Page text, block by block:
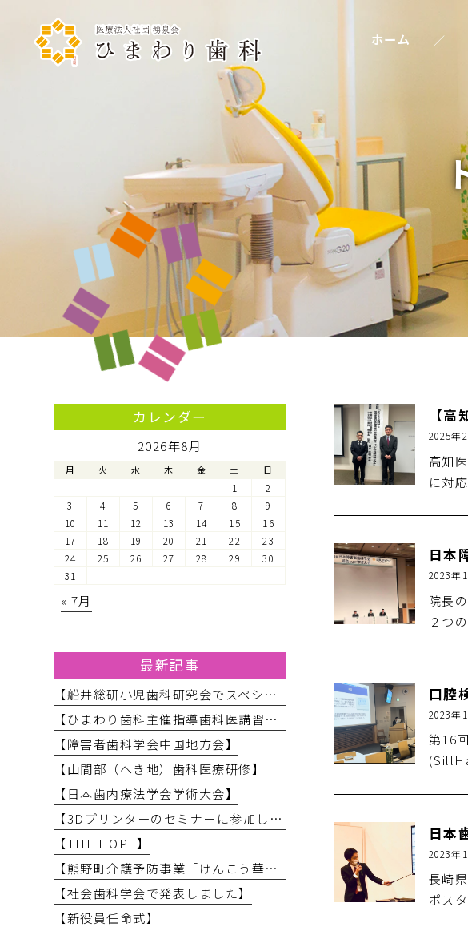
ホーム ／
2025年
高知
に対
日本
2023年
院長
２つ
口腔
2023年
第16
2023年
長崎
ポス
カレンダー
2026年8月
月 火 水 木 金 土 日
1
2
3
4 5 6 7 8
9
10
11 12 13 14 15
16
17
18 19 20 21 22
23
24
25 26 27 28 29
30
31
« 7月
最新記事
【船井総研小児歯科研究会でスペシャルニーズ対応のお話をしてきました】
【ひまわり歯科主催指導歯科医講習会】
【障害者歯科学会中国地方会】
【山間部（へき地）歯科医療研修】
【日本歯内療法学会学術大会】
【3Dプリンターのセミナーに参加しました】
【THE HOPE】
【熊野町介護予防事業「けんこう華齢教室」で講義を行いました】
【社会歯科学会で発表しました】
【新役員任命式】